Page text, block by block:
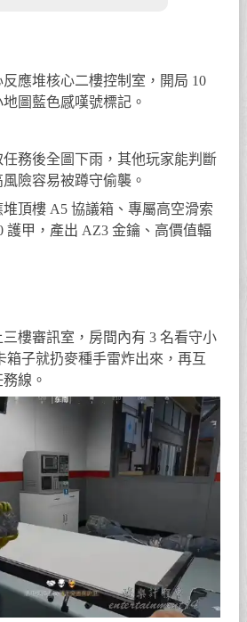
應堆核心二樓控制室，開局 10
圖藍色感嘆號標記。
務後全圖下雨，其他玩家能判斷
險容易被蹲守偷襲。
頂樓 A5 協議箱、專屬高空滑索
護甲，產出 AZ3 金鑰、高價值輻
樓審訊室，房間內有 3 名看守小
箱子就扔麥種手雷炸出來，再互
線。